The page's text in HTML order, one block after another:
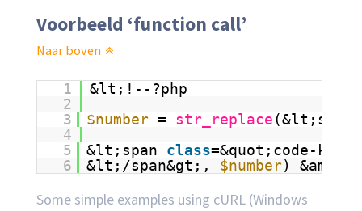
Voorbeeld ‘function call’
Naar boven
1
&lt;!--?php
2
3
$number = str_replace(&lt;span
4
5
&lt;span class=&quot;code-
6
&lt;/span&gt;, $number)
Some simple examples using cURL (Windows